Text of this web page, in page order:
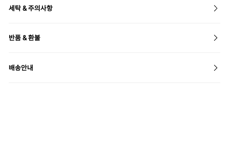
세탁 & 주의사항
반품 & 환불
배송안내